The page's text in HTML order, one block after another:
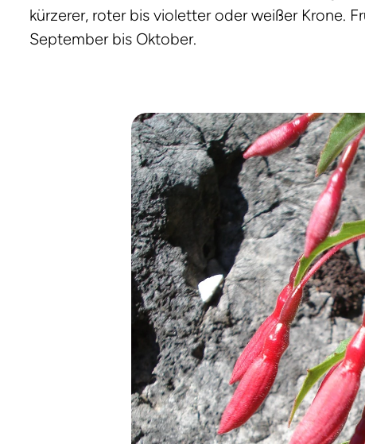
kürzerer, roter bis violetter oder weißer Krone.
September bis Oktober.